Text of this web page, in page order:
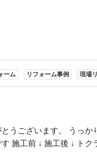
ーム リフォーム事例 現場
うございます。 うっか
施工前 ↓ 施工後 ↓ トク